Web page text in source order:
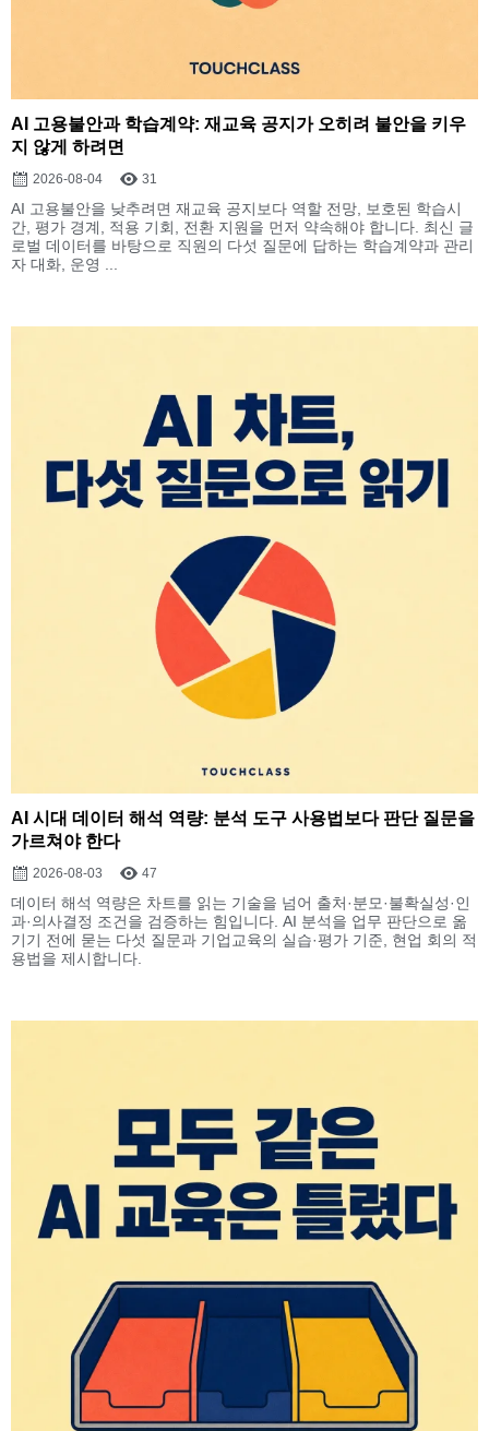
AI 고용불안과 학습계약: 재교육 공지가 오히려 불안을 키우
지 않게 하려면
2026-08-04 31
AI 고용불안을 낮추려면 재교육 공지보다 역할 전망, 보호된 학습시
간, 평가 경계, 적용 기회, 전환 지원을 먼저 약속해야 합니다. 최신 글
로벌 데이터를 바탕으로 직원의 다섯 질문에 답하는 학습계약과 관리
자 대화, 운영 ...
AI 시대 데이터 해석 역량: 분석 도구 사용법보다 판단 질문을
가르쳐야 한다
2026-08-03 47
데이터 해석 역량은 차트를 읽는 기술을 넘어 출처·분모·불확실성·인
과·의사결정 조건을 검증하는 힘입니다. AI 분석을 업무 판단으로 옮
기기 전에 묻는 다섯 질문과 기업교육의 실습·평가 기준, 현업 회의 적
용법을 제시합니다.